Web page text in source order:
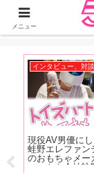
ジーオーティーが運
DMMア
ォ
インタビュー、対談
現役AV男優にし
蛙野エレファン
のおもちゃメー
ハートを会社
メニュー